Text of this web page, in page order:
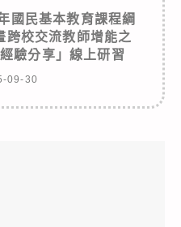
國民基本教育課程綱
跨校交流教師增能之
驗分享」線上研習
09-30